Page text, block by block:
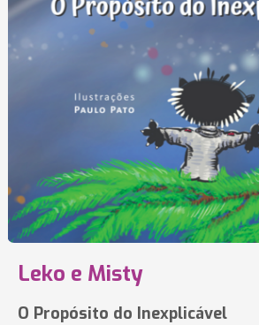
Leko e Misty
O Propósito do Inexplicável